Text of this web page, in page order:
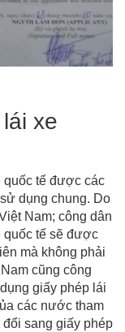
xe
quốc tế được các
dụng chung. Do
Nam; công dân
quốc tế sẽ được
mà không phải
cũng công
giấy phép lái
các nước tham
sang giấy phép